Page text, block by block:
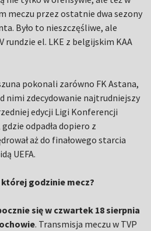
meczu przez ostatnie dwa sezony
Było to nieszczęśliwe, ale
rundzie el. LKE z belgijskim KAA
pokonali zarówno FK Astana,
nimi zdecydowanie najtrudniejszy
edycji Ligi Konferencji
odpadła dopiero z
aż do finałowego starcia
UEFA.
której godzinie mecz?
się w czwartek 18 sierpnia
. Transmisja meczu w TVP